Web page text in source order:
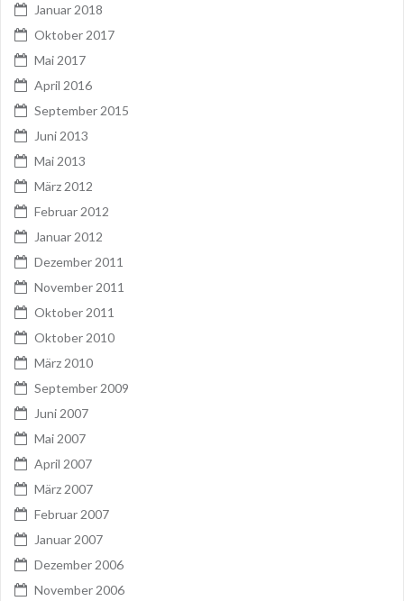
Januar 2018
Oktober 2017
Mai 2017
April 2016
September 2015
Juni 2013
Mai 2013
März 2012
Februar 2012
Januar 2012
Dezember 2011
November 2011
Oktober 2011
Oktober 2010
März 2010
September 2009
Juni 2007
Mai 2007
April 2007
März 2007
Februar 2007
Januar 2007
Dezember 2006
November 2006